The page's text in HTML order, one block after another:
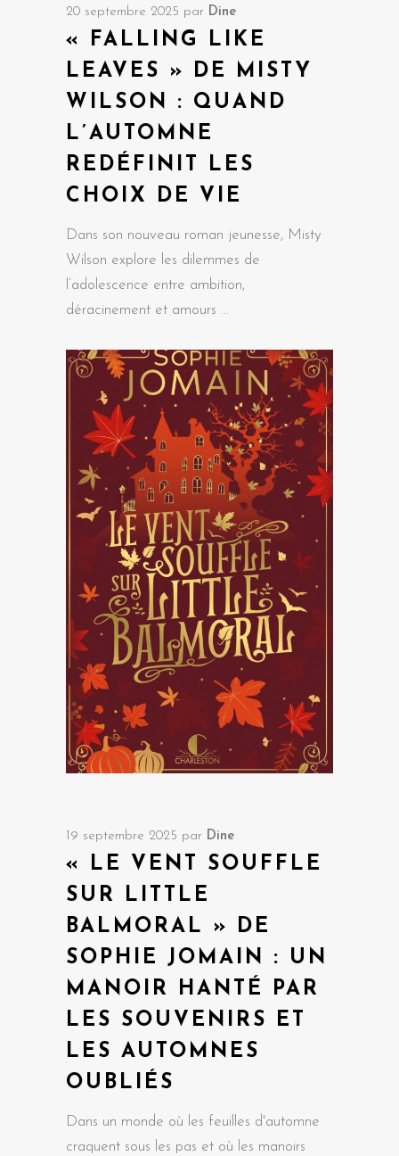
20 septembre 2025 par Dine
« FALLING LIKE
LEAVES » DE MISTY
WILSON : QUAND
L’AUTOMNE
REDÉFINIT LES
CHOIX DE VIE
Dans son nouveau roman jeunesse, Misty
Wilson explore les dilemmes de
l’adolescence entre ambition,
déracinement et amours
19 septembre 2025 par Dine
« LE VENT SOUFFLE
SUR LITTLE
BALMORAL » DE
SOPHIE JOMAIN : UN
MANOIR HANTÉ PAR
LES SOUVENIRS ET
LES AUTOMNES
OUBLIÉS
Dans un monde où les feuilles d'automne
craquent sous les pas et où les manoirs